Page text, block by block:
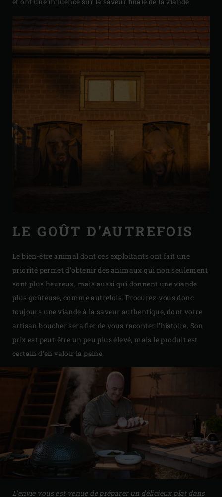
LE GOÛT D'AUTREFOIS
Le bien-être animal dont ces exploitants ont fait une
priorité permet d’obtenir des animaux qui non seulement
sont plus heureux, mais aussi qui donnent une viande
plus goûteuse, comme autrefois. Procurez-vous donc
toujours une viande à la saveur authentique, dont votre
artisan boucher sera fier de vous raconter l’histoire. Son
prix est peut-être un peu plus élevé, mais le produit est
certain d’en valoir la peine.
L’envie vous est venue de préparer un délicieux plat dans